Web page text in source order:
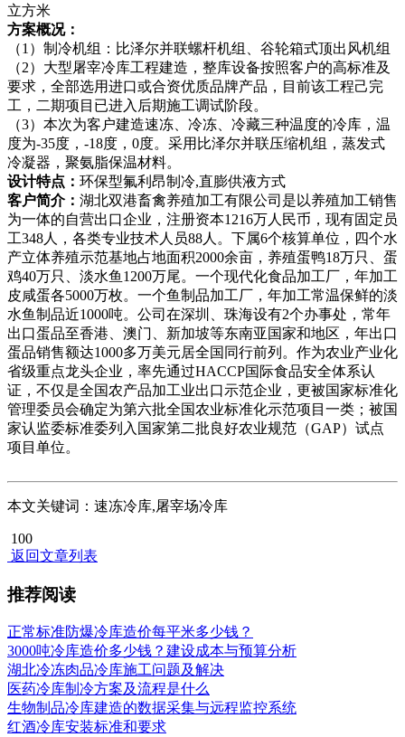
立方米
方案概况：
（1）制冷机组：比泽尔并联螺杆机组、谷轮箱式顶出风机组
（2）大型屠宰冷库工程建造，整库设备按照客户的高标准及
要求，全部选用进口或合资优质品牌产品，目前该工程己完
工，二期项目已进入后期施工调试阶段。
（3）本次为客户建造速冻、冷冻、冷藏三种温度的冷库，温
度为-35度，-18度，0度。采用比泽尔并联压缩机组，蒸发式
冷凝器，聚氨脂保温材料。
设计特点： 环保型氟利昂制冷,直膨供液方式
客户简介： 湖北双港畜禽养殖加工有限公司是以养殖加工销售
为一体的自营出口企业，注册资本1216万人民币，现有固定员
工348人，各类专业技术人员88人。下属6个核算单位，四个水
产立体养殖示范基地占地面积2000余亩，养殖蛋鸭18万只、蛋
鸡40万只、淡水鱼1200万尾。一个现代化食品加工厂，年加工
皮咸蛋各5000万枚。一个鱼制品加工厂，年加工常温保鲜的淡
水鱼制品近1000吨。公司在深圳、珠海设有2个办事处，常年
出口蛋品至香港、澳门、新加坡等东南亚国家和地区，年出口
蛋品销售额达1000多万美元居全国同行前列。作为农业产业化
省级重点龙头企业，率先通过HACCP国际食品安全体系认
证，不仅是全国农产品加工业出口示范企业，更被国家标准化
管理委员会确定为第六批全国农业标准化示范项目一类；被国
家认监委标准委列入国家第二批良好农业规范（GAP）试点
项目单位。
本文关键词：速冻冷库,屠宰场冷库
100
返回文章列表
推荐阅读
正常标准防爆冷库造价每平米多少钱？
3000吨冷库造价多少钱？建设成本与预算分析
湖北冷冻肉品冷库施工问题及解决
医药冷库制冷方案及流程是什么
生物制品冷库建造的数据采集与远程监控系统
红酒冷库安装标准和要求